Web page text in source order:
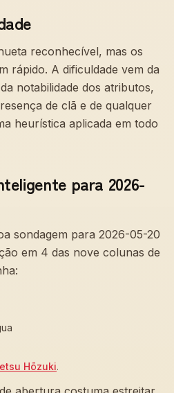
reconhecível, mas os
rápido. A dificuldade vem da
notabilidade dos atributos,
de clã e de qualquer
heurística aplicada em todo
para 2026-
sondagem para 2026-05-20
em 4 das nove colunas de
Hōzuki.